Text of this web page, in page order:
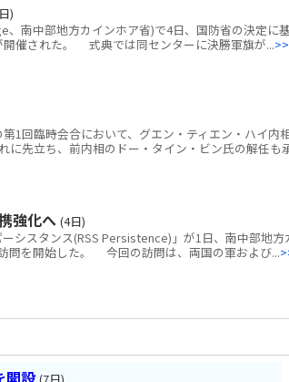
)
南中部地方カインホア省)で4日、国防省の決定に基
開催された。 式典では同センターに決勝軍旗が...>>
1回臨時会合において、グエン・ティエン・ハイ内
に先立ち、前内相のドー・タイン・ビン氏の解任も
強化へ (4日)
シスタンス(RSS Persistence)」が1日、南中部地方
問を開始した。 今回の訪問は、両国の軍および...
開設